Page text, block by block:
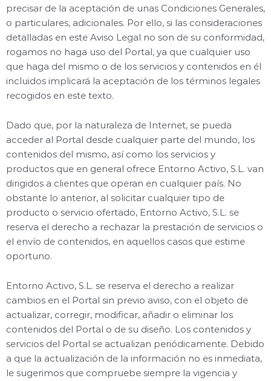
precisar de la aceptación de unas Condiciones Generales,
o particulares, adicionales. Por ello, si las consideraciones
detalladas en este Aviso Legal no son de su conformidad,
rogamos no haga uso del Portal, ya que cualquier uso
que haga del mismo o de los servicios y contenidos en él
incluidos implicará la aceptación de los términos legales
recogidos en este texto.
Dado que, por la naturaleza de Internet, se pueda
acceder al Portal desde cualquier parte del mundo, los
contenidos del mismo, así como los servicios y
productos que en general ofrece Entorno Activo, S.L. van
dirigidos a clientes que operan en cualquier país. No
obstante lo anterior, al solicitar cualquier tipo de
producto o servicio ofertado, Entorno Activo, S.L. se
reserva el derecho a rechazar la prestación de servicios o
el envío de contenidos, en aquellos casos que estime
oportuno.
Entorno Activo, S.L. se reserva el derecho a realizar
cambios en el Portal sin previo aviso, con el objeto de
actualizar, corregir, modificar, añadir o eliminar los
contenidos del Portal o de su diseño. Los contenidos y
servicios del Portal se actualizan periódicamente. Debido
a que la actualización de la información no es inmediata,
le sugerimos que compruebe siempre la vigencia y